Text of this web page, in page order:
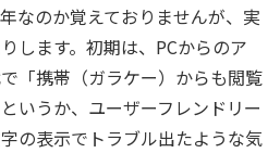
なのか覚えておりませんが、実
します。初期は、PCからのア
「携帯（ガラケー）からも閲覧
いうか、ユーザーフレンドリー
の表示でトラブル出たような気